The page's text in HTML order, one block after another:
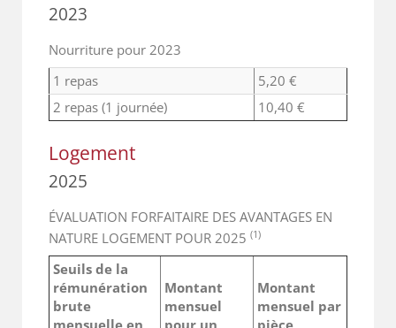
2023
Nourriture pour 2023
1 repas
5,20 €
2 repas (1 journée)
10,40 €
Logement
2025
ÉVALUATION FORFAITAIRE DES AVANTAGES EN
NATURE LOGEMENT POUR 2025 (1)
Seuils de la
rémunération
brute
mensuelle en
Montant
mensuel
pour un
Montant
mensuel par
pièce